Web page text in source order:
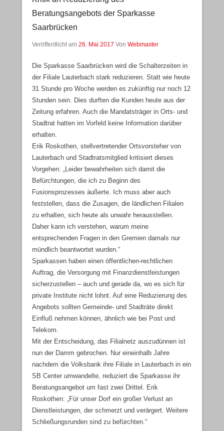
Beratungsangebots der Sparkasse
Saarbrücken
Veröffentlicht am 26. Mai 2017 Von Webmaster
Die Sparkasse Saarbrücken wird die Schalterzeiten in
der Filiale Lauterbach stark reduzieren. Statt wie heute
31 Stunde pro Woche werden es zukünftig nur noch 12
Stunden sein. Dies durften die Kunden heute aus der
Zeitung erfahren. Auch die Mandatsträger in Orts- und
Stadtrat hatten im Vorfeld keine Information darüber
erhalten.
Erik Roskothen, stellvertretender Ortsvorsteher von
Lauterbach und Stadtratsmitglied kritisiert dieses
Vorgehen: „Leider bewahrheiten sich damit die
Befürchtungen, die ich zu Beginn des
Fusionsprozesses äußerte. Ich muss aber auch
feststellen, dass die Zusagen, die ländlichen Filialen
zu erhalten, sich heute als unwahr herausstellen.
Daher kann ich verstehen, warum meine
entsprechenden Fragen in den Gremien damals nur
mündlich beantwortet wurden.“
Sparkassen haben einen öffentlichen-rechtlichen
Auftrag, die Versorgung mit Finanzdienstleistungen
sicherzustellen – auch und gerade da, wo es sich für
private Institute nicht lohnt. Auf eine Reduzierung des
Angebots sollten Gemeinde- und Stadträte direkt
Einfluß nehmen können, ähnlich wie bei Post und
Telekom.
Mit der Entscheidung, das Filialnetz auszudünnen ist
nun der Damm gebrochen. Nur eineinhalb Jahre
nachdem die Volksbank ihre Filiale in Lauterbach in ein
SB Center umwandelte, reduziert die Sparkasse ihr
Beratungsangebot um fast zwei Drittel. Erik
Roskothen: „Für unser Dorf ein großer Verlust an
Dienstleistungen, der schmerzt und verärgert. Weitere
Schließungsrunden sind zu befürchten.“